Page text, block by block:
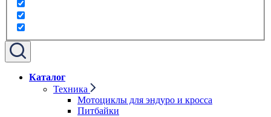
Каталог
Техника
Мотоциклы для эндуро и кросса
Питбайки